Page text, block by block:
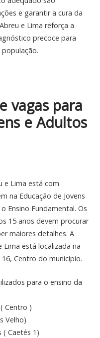
e garantir a cura da
e Lima reforça a
precoce para
vagas para
e Adultos
e Lima está com
na Educação de Jovens
Ensino Fundamental. Os
15 anos devem procurar
maiores detalhes. A
Lima está localizada na
Centro do município.
para o ensino da
Centro )
Velho)
( Caetés 1)